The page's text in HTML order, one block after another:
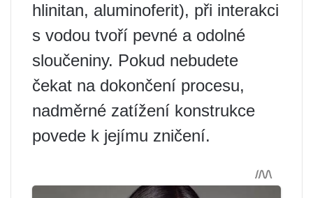
hlinitan, aluminoferit), při interakci
s vodou tvoří pevné a odolné
sloučeniny. Pokud nebudete
čekat na dokončení procesu,
nadměrné zatížení konstrukce
povede k jejímu zničení.